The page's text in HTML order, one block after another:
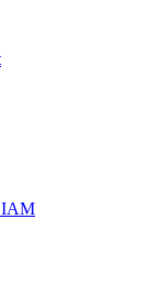
IAM